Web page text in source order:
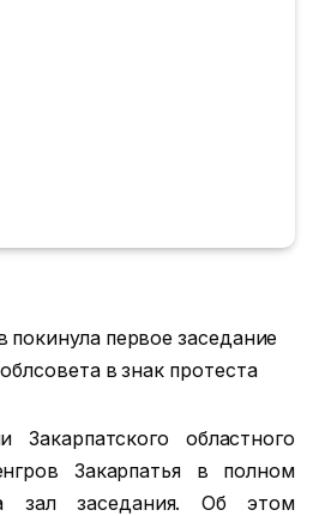
областного
Закарпатья в полном
зал заседания. Об этом